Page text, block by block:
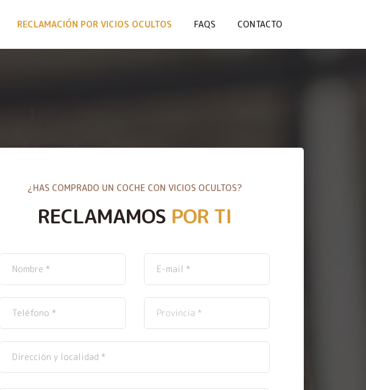
RECLAMACIÓN POR VICIOS OCULTOS FAQS CONTACTO
¿HAS COMPRADO UN COCHE CON VICIOS OCULTOS?
RECLAMAMOS POR TI